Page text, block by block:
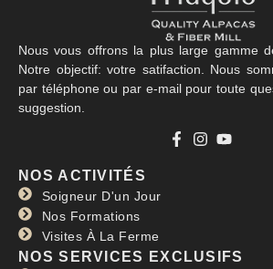
Nous vous offrons la plus large gamme
Notre objectif: votre satifaction. Nous
par téléphone ou par e-mail pour toute
suggestion.
NOS ACTIVITÉS
Soigneur D'un Jour
Nos Formations
Visites À La Ferme
NOS SERVICES EXCLUSIFS